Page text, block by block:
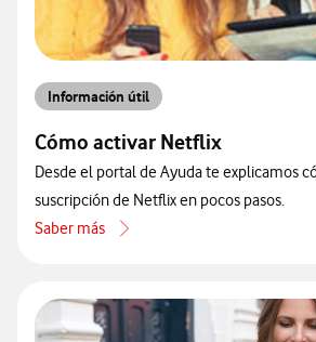
Información útil
Cómo activar Netflix
Desde el portal de Ayuda te explicamos
suscripción de Netflix en pocos pasos.
Saber más
acerca de Cómo activar Netflix